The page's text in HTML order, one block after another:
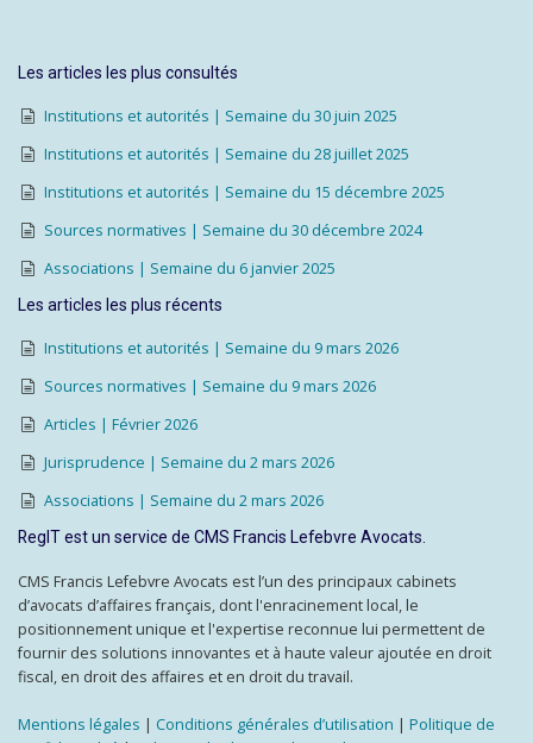
Les articles les plus consultés
Institutions et autorités | Semaine du 30 juin 2025
Institutions et autorités | Semaine du 28 juillet 2025
Institutions et autorités | Semaine du 15 décembre 2025
Sources normatives | Semaine du 30 décembre 2024
Associations | Semaine du 6 janvier 2025
Les articles les plus récents
Institutions et autorités | Semaine du 9 mars 2026
Sources normatives | Semaine du 9 mars 2026
Articles | Février 2026
Jurisprudence | Semaine du 2 mars 2026
Associations | Semaine du 2 mars 2026
RegIT est un service de CMS Francis Lefebvre Avocats.
CMS Francis Lefebvre Avocats est l’un des principaux cabinets
d’avocats d’affaires français, dont l'enracinement local, le
positionnement unique et l'expertise reconnue lui permettent de
fournir des solutions innovantes et à haute valeur ajoutée en droit
fiscal, en droit des affaires et en droit du travail.
Mentions légales | Conditions générales d’utilisation | Politique de